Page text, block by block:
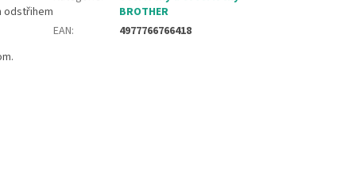
odstřihem
BROTHER
EAN: 4977766766418